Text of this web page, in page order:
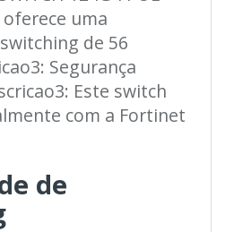
oferece uma
de 56
Segurança
Este switch
com a Fortinet
de